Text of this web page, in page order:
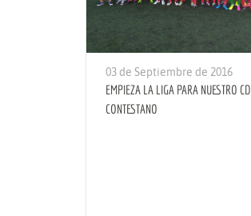
03 de Septiembre de 2016
EMPIEZA LA LIGA PARA NUESTRO CD
CONTESTANO